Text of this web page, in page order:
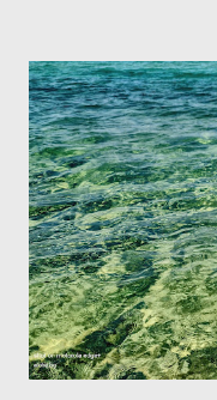
части заедно.
определите файловете,
добре. Отсега нататък
Силата на звука не
предпочитане е да
лягане. Можете също
фонов режим, докато
използвате слушалки.
желателно да се
напълно, ако е